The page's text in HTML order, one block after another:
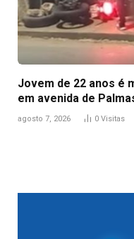
Jovem de 22 anos é
em avenida de
agosto 7, 2026 0 Visitas